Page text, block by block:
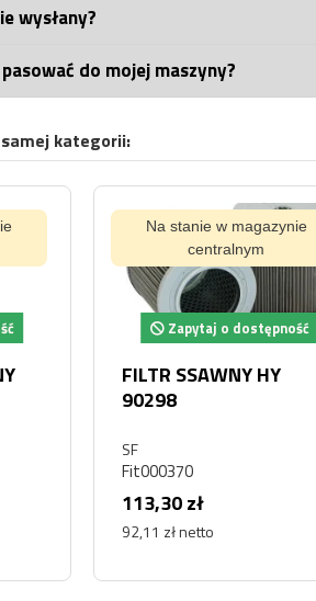
wysłany?
do mojej maszyny?
kategorii:
Na stanie w magazynie
centralnym
Zapytaj o dostępność
FILTR SSAWNY HY
90298
SF
Fit000370
113,30 zł
92,11 zł netto